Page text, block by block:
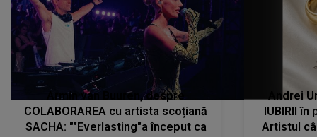
Armin van Buuren, despre
COLABORAREA cu artista scoțiană
SACHA: ""Everlasting"a început ca
Andrei
IUBIRII în
Artistul